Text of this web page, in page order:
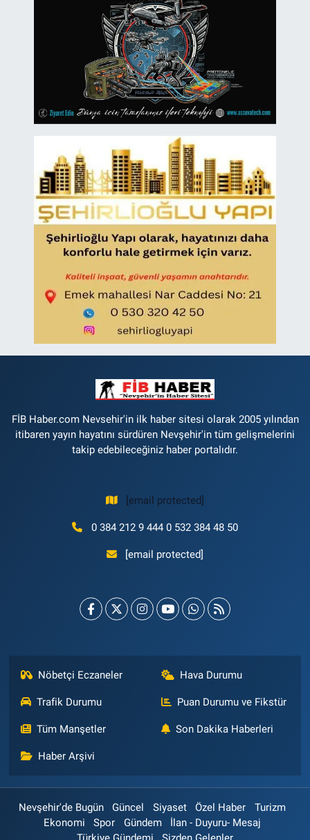
FİB Haber.com Nevsehir'in ilk haber sitesi olarak 2005 yılından
itibaren yayın hayatını sürdüren Nevşehir'in tüm gelişmelerini
takip edebileceğiniz haber portalıdır.
[email protected]
0 384 212 9 444 0 532 384 48 50
[email protected]
Nöbetçi Eczaneler Hava Durumu
Trafik Durumu Puan Durumu ve Fikstür
Tüm Manşetler Son Dakika Haberleri
Haber Arşivi
Nevşehir'de Bugün Güncel Siyaset Özel Haber
Turizm
Ekonomi
Spor Gündem
İlan - Duyuru- Mesaj